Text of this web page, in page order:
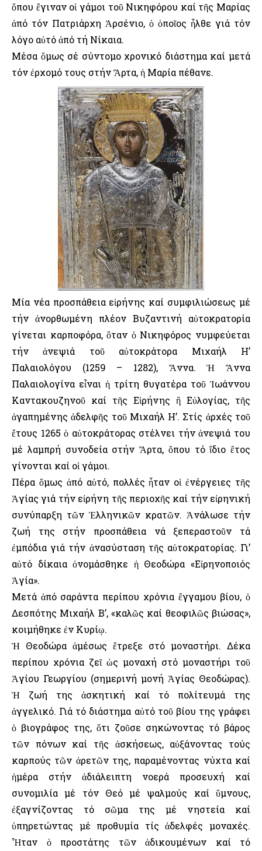
ὅπου ἔγιναν οἱ γάμοι τοῦ Νικηφόρου καί τῆς Μαρίας
ἀπό τόν Πατριάρχη Ἀρσένιο, ὁ ὁποῖος ἦλθε γιά τόν
λόγο αὐτό ἀπό τή Νίκαια.
Μέσα ὅμως σέ σύντομο χρονικό διάστημα καί μετά
τόν ἐρχομό τους στήν Ἄρτα, ἡ Μαρία πέθανε.
Μία νέα προσπάθεια εἰρήνης καί συμφιλιώσεως μέ
τήν ἀνορθωμένη πλέον Βυζαντινή αὐτοκρατορία
γίνεται καρποφόρα, ὅταν ὁ Νικηφόρος νυμφεύεται
τήν ἀνεψιά τοῦ αὐτοκράτορα Μιχαήλ Η’
Παλαιολόγου (1259 – 1282), Ἄννα. Ἡ Ἄννα
Παλαιολογίνα εἶναι ἡ τρίτη θυγατέρα τοῦ Ἰωάννου
Καντακουζηνοῦ καί τῆς Εἰρήνης ἢ Εὐλογίας, τῆς
ἀγαπημένης ἀδελφῆς τοῦ Μιχαήλ Η’. Στίς ἀρχές τοῦ
ἔτους 1265 ὁ αὐτοκράτορας στέλνει τήν ἀνεψιά του
μέ λαμπρή συνοδεία στήν Ἄρτα, ὅπου τό ἴδιο ἔτος
γίνονται καί οἱ γάμοι.
Πέρα ὅμως ἀπό αὐτό, πολλές ἦταν οἱ ἐνέργειες τῆς
Ἁγίας γιά τήν εἰρήνη τῆς περιοχῆς καί τήν εἰρηνική
συνύπαρξη τῶν Ἑλληνικῶν κρατῶν. Ἀνάλωσε τήν
ζωή της στήν προσπάθεια νά ξεπεραστοῦν τά
ἐμπόδια γιά τήν ἀνασύσταση τῆς αὐτοκρατορίας. Γι’
αὐτό δίκαια ὀνομάσθηκε ἡ Θεοδώρα «Εἰρηνοποιός
Ἁγία».
Μετά ἀπό σαράντα περίπου χρόνια ἔγγαμου βίου, ὁ
Δεσπότης Μιχαήλ Β’, «καλῶς καί θεοφιλῶς βιώσας»,
κοιμήθηκε ἐν Κυρίῳ.
Ἡ Θεοδώρα ἀμέσως ἔτρεξε στό μοναστήρι. Δέκα
περίπου χρόνια ζεῖ ὡς μοναχή στό μοναστήρι τοῦ
Ἁγίου Γεωργίου (σημερινή μονή Ἁγίας Θεοδώρας).
Ἡ ζωή της ἀσκητική καί τό πολίτευμά της
ἀγγελικό. Γιά τό διάστημα αὐτό τοῦ βίου της γράφει
ὁ βιογράφος της, ὅτι ζοῦσε σηκώνοντας τό βάρος
τῶν πόνων καί τῆς ἀσκήσεως, αὐξάνοντας τούς
καρπούς τῶν ἀρετῶν της, παραμένοντας νύχτα καί
ἡμέρα στήν ἀδιάλειπτη νοερά προσευχή καί
συνομιλία μέ τόν Θεό μέ ψαλμούς καί ὕμνους,
ἐξαγνίζοντας τό σῶμα της μέ νηστεία καί
ὑπηρετώντας μέ προθυμία τίς ἀδελφές μοναχές.
Ἦταν ὁ προστάτης τῶν ἀδικουμένων καί τό